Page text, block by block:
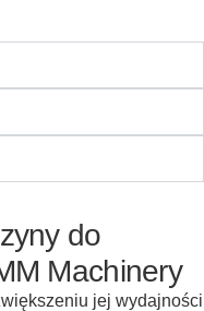
do
Machinery
jej wydajności